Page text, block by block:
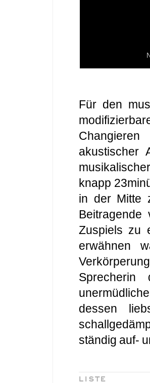
Für den
akustischer
knapp
in der Mitte
Beitragende
Zuspiels zu
erwähnen
dessen
ständig auf-
LISTE